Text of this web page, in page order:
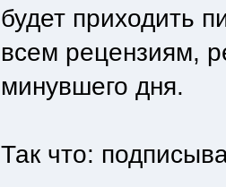
будет приходить
всем рецензиям,
минувшего дня.
Так что: